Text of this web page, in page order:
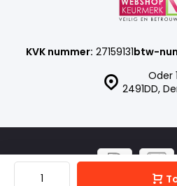
Oder
2491DD,
KVK nummer: 27159131btw-
- Theme made by